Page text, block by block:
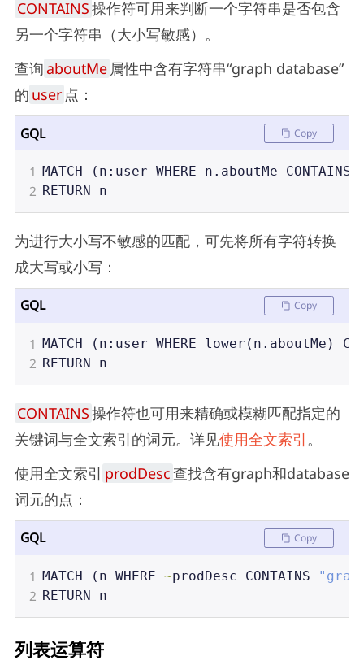
CONTAINS操作符可用来判断一个字符串是否包含
另一个字符串（大小写敏感）。
查询aboutMe 属性中含有字符串“graph database”
的 user 点：
GQL Copy
1 MATCH ( n : user WHERE n . aboutMe CONTAINS
2 RETURN n
为进行大小写不敏感的匹配，可先将所有字符转换
成大写或小写：
GQL Copy
1 MATCH ( n : user WHERE lower ( n . aboutMe )
2 RETURN n
CONTAINS操作符也可用来精确或模糊匹配指定的
关键词与全文索引的词元。详见使用全文索引 。
使用全文索引 prodDesc查找含有graph和database
词元的点：
GQL Copy
1 MATCH ( n WHERE ~prodDesc CONTAINS
2 RETURN n
列表运算符